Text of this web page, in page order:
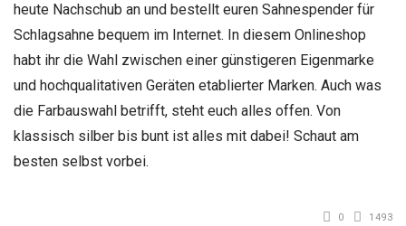
heute Nachschub an und bestellt euren Sahnespender für
Schlagsahne bequem im Internet. In diesem Onlineshop
habt ihr die Wahl zwischen einer günstigeren Eigenmarke
und hochqualitativen Geräten etablierter Marken. Auch was
die Farbauswahl betrifft, steht euch alles offen. Von
klassisch silber bis bunt ist alles mit dabei! Schaut am
besten selbst vorbei.
0 1493